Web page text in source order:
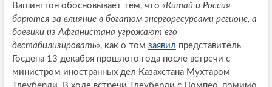
Вашингтон обосновывает тем, что «Китай и Россия
борются за влияние в богатом энергоресурсами регионе, а
боевики из Афганистана угрожают его
дестабилизировать», как о том заявил представитель
Госдепа 13 декабря прошлого года после встречи с
министром иностранных дел Казахстана Мухтаром